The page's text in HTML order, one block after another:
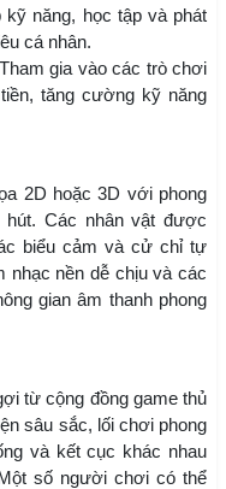
kỹ năng, học tập và phát
cá nhân.
gia vào các trò chơi
tăng cường kỹ năng
2D hoặc 3D với phong
Các nhân vật được
biểu cảm và cử chỉ tự
nhạc nền dễ chịu và các
gian âm thanh phong
từ cộng đồng game thủ
sâu sắc, lối chơi phong
và kết cục khác nhau
số người chơi có thể